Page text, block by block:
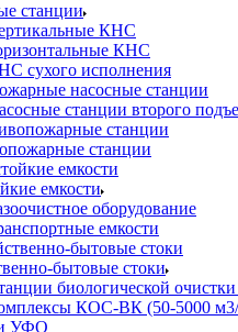
станции
КНС
КНС
сухого исполнения
насосные станции
cтанции второго
станции
емкости
оборудование
емкости
бытовые стоки
биологической
КОС-ВК (50-5000 м3/